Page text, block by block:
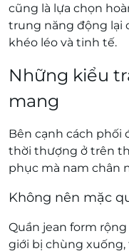
cũng là lựa chọn
trung năng động lại
khéo léo và tinh tế.
Những kiểu
mang
Bên cạnh cách phối
thời thượng ở trên
phục mà nam chân
Không nên mặc
Quần jean form
giới bị chùng xuống,